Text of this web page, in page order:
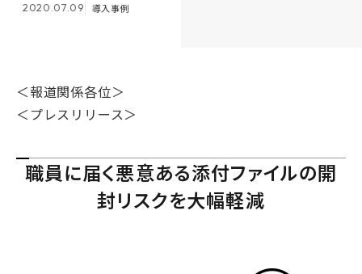
2020.07.09 導入事例
＜報道関係各位＞
＜プレスリリース＞
職員に届く悪意ある添付ファイルの開
封リスクを大幅軽減